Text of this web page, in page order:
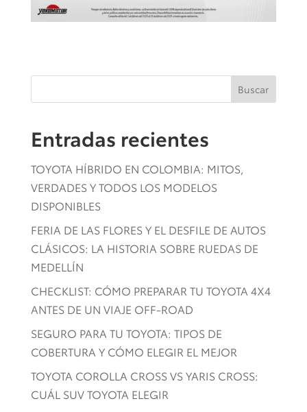
Buscar
Entradas recientes
TOYOTA HÍBRIDO EN COLOMBIA: MITOS,
VERDADES Y TODOS LOS MODELOS
DISPONIBLES
FERIA DE LAS FLORES Y EL DESFILE DE AUTOS
CLÁSICOS: LA HISTORIA SOBRE RUEDAS DE
MEDELLÍN
CHECKLIST: CÓMO PREPARAR TU TOYOTA 4X4
ANTES DE UN VIAJE OFF-ROAD
SEGURO PARA TU TOYOTA: TIPOS DE
COBERTURA Y CÓMO ELEGIR EL MEJOR
TOYOTA COROLLA CROSS VS YARIS CROSS:
CUÁL SUV TOYOTA ELEGIR